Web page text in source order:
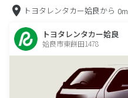
トヨタレンタカー姶良から 0m
トヨタレンタカー姶良
姶良市東餅田1478